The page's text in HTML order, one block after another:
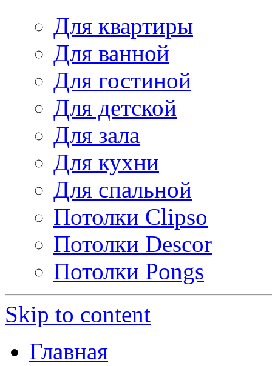
Для квартиры
Для ванной
Для гостиной
Для детской
Для зала
Для кухни
Для спальной
Потолки Clipso
Потолки Descor
Потолки Pongs
Skip to content
Главная